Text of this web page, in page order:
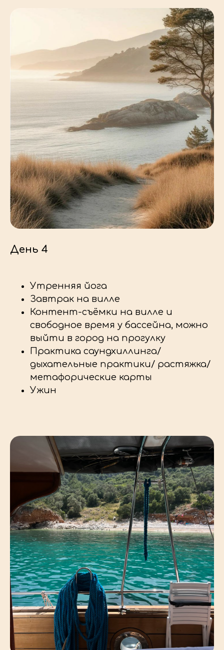
День 4
Утренняя йога
Завтрак на вилле
Контент-съёмки на вилле и
свободное время у бассейна, можно
выйти в город на прогулку
Практика саундхиллинга/
дыхательные практики/ растяжка/
метафорические карты
Ужин
ВИЛЛА
СТОИМОСТЬ ТУРА